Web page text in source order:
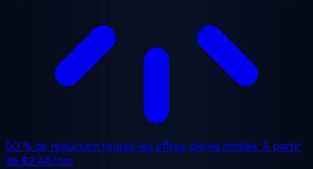
50 % de réduction toutes les offres, durée limitée. À partir
de$2.48/mo